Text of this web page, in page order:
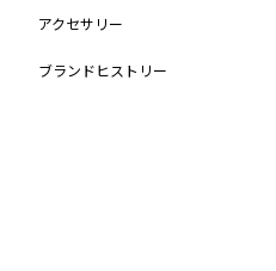
アクセサリー
ブランドヒストリー